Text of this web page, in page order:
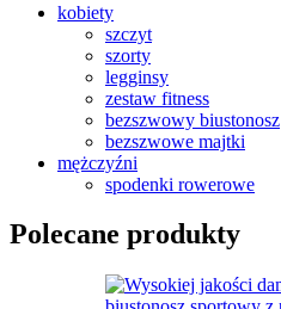
kobiety
szczyt
szorty
legginsy
zestaw fitness
bezszwowy biustonosz
bezszwowe majtki
mężczyźni
spodenki rowerowe
Polecane produkty